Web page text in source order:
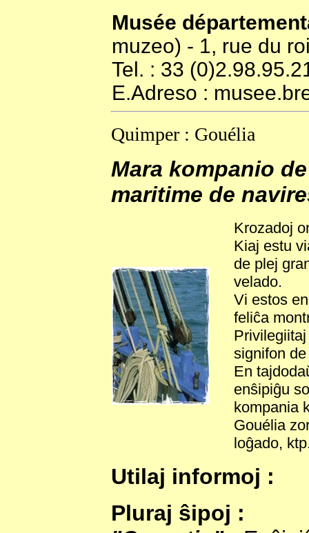
Musée
muzeo) - 1, rue du
Tel. : 33
E.Adreso :
Quimper : Gouélia
Mara kompanio
maritime de
Krozadoj
Kiaj estu
de plej
velado.
Vi estos
feliĉa
signifon
En
enŝipiĝu
kompania
Gouélia
loĝado,
Utilaj informoj :
Pluraj ŝipoj :